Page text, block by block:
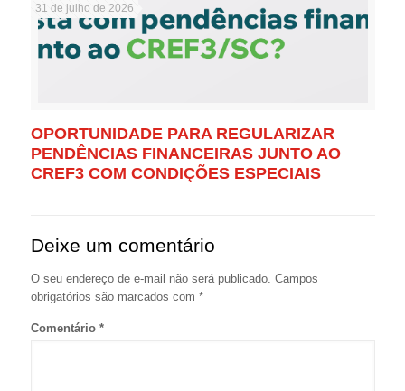
31 de julho de 2026
OPORTUNIDADE PARA REGULARIZAR
PENDÊNCIAS FINANCEIRAS JUNTO AO
CREF3 COM CONDIÇÕES ESPECIAIS
Deixe um comentário
O seu endereço de e-mail não será publicado. Campos
obrigatórios são marcados com *
Comentário *